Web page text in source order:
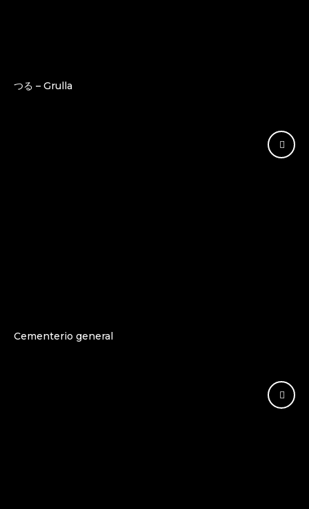
つる – Grulla
Cementerio general